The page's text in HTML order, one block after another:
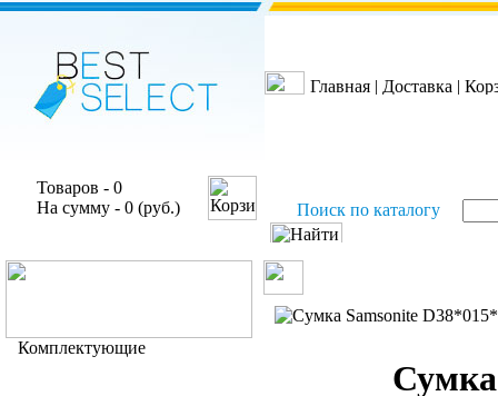
Главная | Доставка |
Товаров - 0
На сумму - 0 (руб.)
Поиск по каталогу
Комплектующие